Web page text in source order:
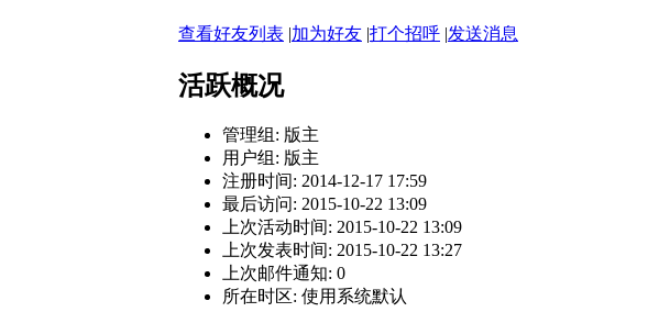
查看好友列表 |加为好友 |打个招呼 |发送消息
活跃概况
管理组: 版主
用户组: 版主
注册时间: 2014-12-17 17:59
最后访问: 2015-10-22 13:09
上次活动时间: 2015-10-22 13:09
上次发表时间: 2015-10-22 13:27
上次邮件通知: 0
所在时区: 使用系统默认